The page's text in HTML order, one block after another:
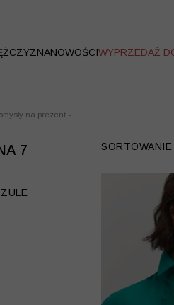
NOWOŚCIWYPRZEDAŻ
na prezent -
7 SORTOWANIE